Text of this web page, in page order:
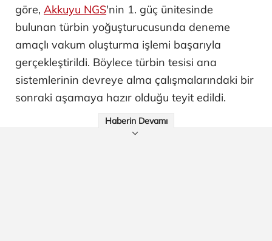
göre, Akkuyu NGS'nin 1. güç ünitesinde
bulunan türbin yoğuşturucusunda deneme
amaçlı vakum oluşturma işlemi başarıyla
gerçekleştirildi. Böylece türbin tesisi ana
sistemlerinin devreye alma çalışmalarındaki bir
sonraki aşamaya hazır olduğu teyit edildi.
Haberin Devamı